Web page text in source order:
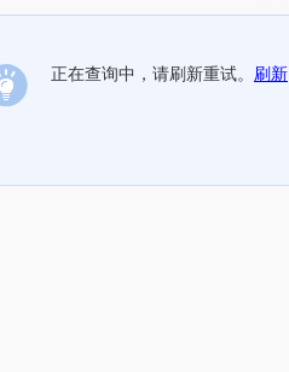
正在查询中，请刷新重试。 刷新